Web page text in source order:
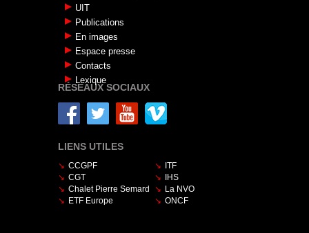
UIT
Publications
En images
Espace presse
Contacts
Lexique
RÉSEAUX SOCIAUX
LIENS UTILES
CCGPF
CGT
Chalet Pierre Semard
ETF Europe
ITF
IHS
La NVO
ONCF